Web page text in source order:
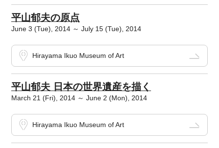
平山郁夫の原点
June 3 (Tue), 2014 ～ July 15 (Tue), 2014
Hirayama Ikuo Museum of Art
平山郁夫 日本の世界遺産を描く
March 21 (Fri), 2014 ～ June 2 (Mon), 2014
Hirayama Ikuo Museum of Art